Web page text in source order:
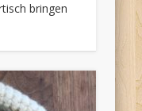
bringen